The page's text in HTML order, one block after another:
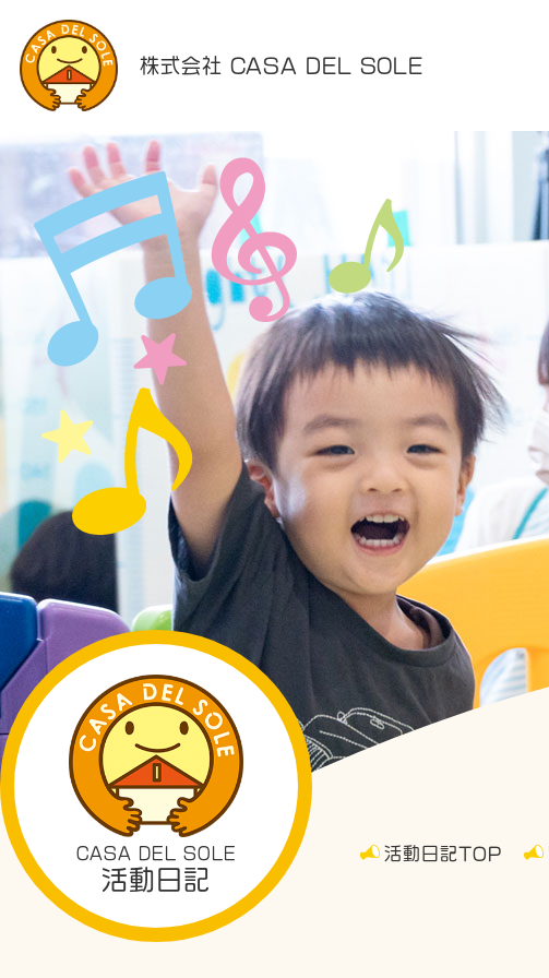
株式会社 CASA DEL SOLE
CASA DEL SOLE
活動日記
活動日記TOP